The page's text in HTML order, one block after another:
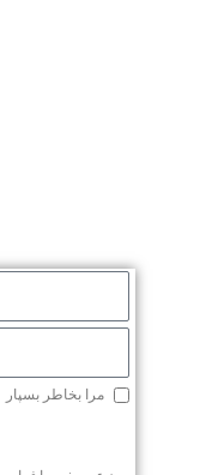
مرا بخاطر بسپار
محصولات